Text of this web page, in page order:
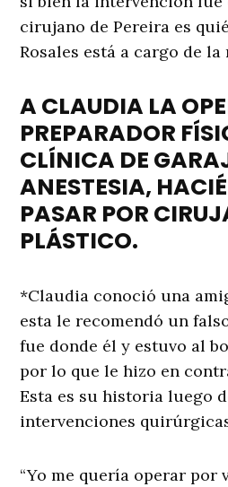
cirujano de Pereira es
Rosales está a cargo de
A CLAUDIA LA
PREPARADOR
CLÍNICA DE
ANESTESIA,
PASAR POR
PLÁSTICO.
*Claudia conoció una
esta le recomendó un
fue donde él y estuvo al
por lo que le hizo en
Esta es su historia luego
intervenciones
“Yo me quería operar por